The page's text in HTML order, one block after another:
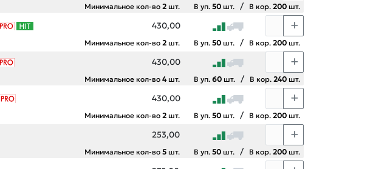
Минимальное кол-во 2 шт. В уп. 50 шт. / В кор. 200 шт.
430,00
Минимальное кол-во 2 шт. В уп. 50 шт. / В кор. 200 шт.
430,00
Минимальное кол-во 4шт. В уп. 60 шт. / В кор. 240 шт.
430,00
Минимальное кол-во 2 шт. В уп. 50 шт. / В кор. 200 шт.
253,00
Минимальное кол-во 5 шт. В уп. 50 шт. / В кор. 200 шт.